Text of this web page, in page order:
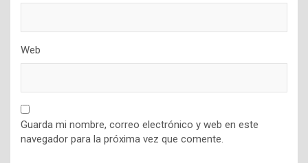
Web
Guarda mi nombre, correo electrónico y web en este
navegador para la próxima vez que comente.